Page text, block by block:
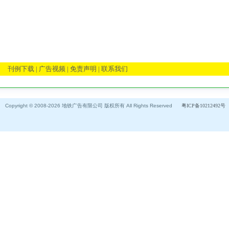
刊例下载 | 广告视频 | 免责声明 | 联系我们
Copyright © 2008-2026 地铁广告有限公司 版权所有 All Rights Reserved 粤ICP备10212492号